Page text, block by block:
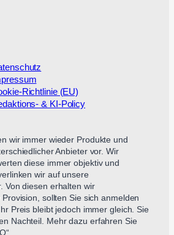
Richtlinie (EU)
& KI-Policy
wir immer wieder Produkte und
Anbieter vor. Wir
diese immer objektiv und
wir auf unsere
Von diesen erhalten wir
sollten Sie sich anmelden
Preis bleibt jedoch immer gleich. Sie
Nachteil. Mehr dazu erfahren Sie